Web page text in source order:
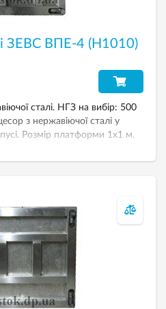
ЗЕВС ВПЕ-4 (H1010)
сталі. НГЗ на вибір: 500
з нержавіючої сталі у
Розмір платформи 1х1 м.